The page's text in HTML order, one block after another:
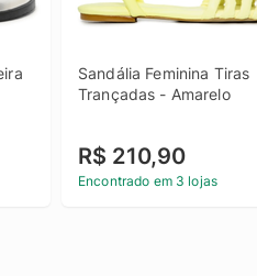
Sandália Feminina Tiras
Trançadas - Amarelo
R$ 210,90
Encontrado em 3 lojas